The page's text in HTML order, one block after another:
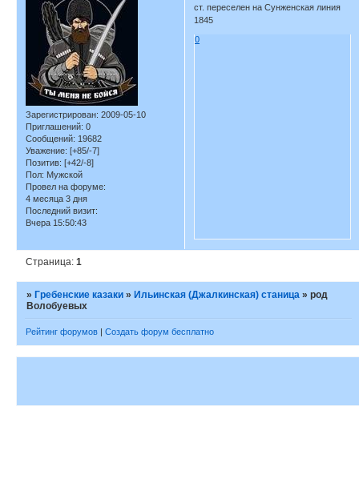
Зарегистрирован: 2009-05-10
Приглашений: 0
Сообщений: 19682
Уважение: [+85/-7]
Позитив: [+42/-8]
Пол: Мужской
Провел на форуме:
4 месяца 3 дня
Последний визит:
Вчера 15:50:43
ст. переселен на Сунженская линия
1845
0
Страница:1
» Гребенские казаки » Ильинская (Джалкинская) станица »род
Волобуевых
Рейтинг форумов | Создать форум бесплатно